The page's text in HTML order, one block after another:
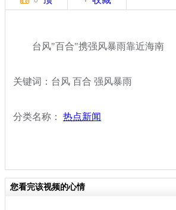
台风"百合"携强风暴雨靠近海南
关键词：台风 百合 强风暴雨
分类名称： 热点新闻
您看完该视频的心情